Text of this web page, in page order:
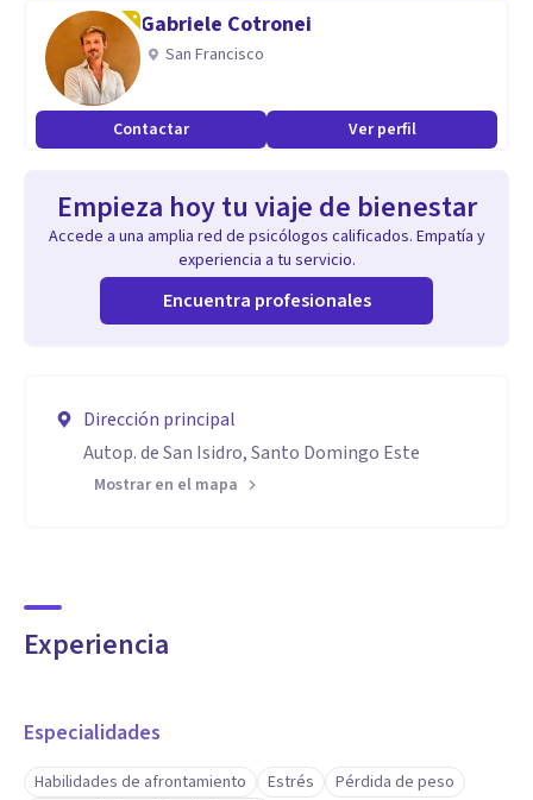
Gabriele Cotronei
San Francisco
Contactar Ver perfil
Empieza hoy tu viaje de bienestar
Accede a una amplia red de psicólogos calificados. Empatía y
experiencia a tu servicio.
Encuentra profesionales
Dirección principal
Autop. de San Isidro, Santo Domingo Este
Mostrar en el mapa
Experiencia
Especialidades
Habilidades de afrontamiento Estrés
Pérdida de peso